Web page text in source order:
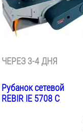
ЧЕРЕЗ 3-4 ДНЯ
Рубанок сетевой
REBIR IE 5708 C